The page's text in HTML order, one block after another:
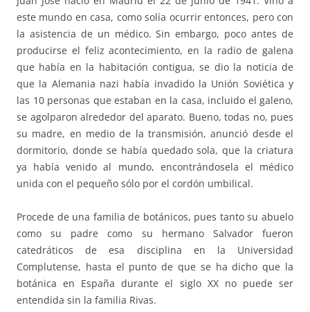
este mundo en casa, como solía ocurrir entonces, pero con
la asistencia de un médico. Sin embargo, poco antes de
producirse el feliz acontecimiento, en la radio de galena
que había en la habitación contigua, se dio la noticia de
que la Alemania nazi había invadido la Unión Soviética y
las 10 personas que estaban en la casa, incluido el galeno,
se agolparon alrededor del aparato. Bueno, todas no, pues
su madre, en medio de la transmisión, anunció desde el
dormitorio, donde se había quedado sola, que la criatura
ya había venido al mundo, encontrándosela el médico
unida con el pequeño sólo por el cordón umbilical.
Procede de una familia de botánicos, pues tanto su abuelo
como su padre como su hermano Salvador fueron
catedráticos de esa disciplina en la Universidad
Complutense, hasta el punto de que se ha dicho que la
botánica en España durante el siglo XX no puede ser
entendida sin la familia Rivas.